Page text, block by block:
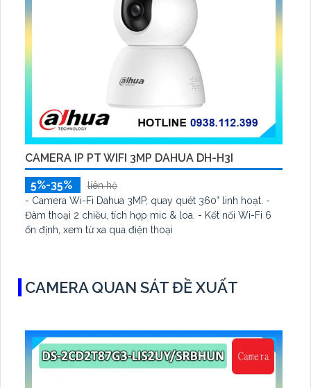
CAMERA IP PT WIFI 3MP DAHUA DH-H3I
5%-35%
liên hệ
- Camera Wi-Fi Dahua 3MP, quay quét 360° linh hoạt. -
Đàm thoại 2 chiều, tích hợp mic & loa. - Kết nối Wi-Fi 6
ổn định, xem từ xa qua điện thoại
CAMERA QUAN SÁT ĐỀ XUẤT